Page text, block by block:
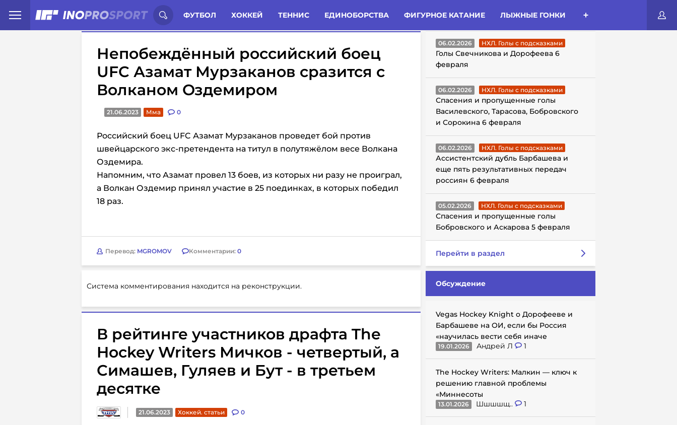
ФУТБОЛ ХОККЕЙ ТЕННИС ЕДИНОБОРСТВА ФИГУРНОЕ КАТАНИЕ ЛЫЖНЫЕ ГОНКИ
Иностранцы о спорте России: Статьи Комменты Новости
Непобеждённый российский боец
UFC Азамат Мурзаканов сразится с
Волканом Оздемиром
21.06.2023 Мма 0
Российский боец UFC Азамат Мурзаканов проведет бой против
швейцарского экс-претендента на титул в полутяжёлом весе Волкана
Оздемира.
Напомним, что Азамат провел 13 боев, из которых ни разу не проиграл,
а Волкан Оздемир принял участие в 25 поединках, в которых победил
18 раз.
Перевод: MGROMOV Комментарии: 0
Система комментирования находится на реконструкции.
В рейтинге участников драфта The
Hockey Writers Мичков - четвертый, а
Симашев, Гуляев и Бут - в третьем
десятке
21.06.2023 Хоккей. статьи 0
ГОЛЫ С ПОДСКАЗКАМИ
06.02.2026 НХЛ. Голы с подсказками
Голы Свечникова и Дорофеева 6
февраля
06.02.2026 НХЛ. Голы с подсказками
Спасения и пропущенные голы
Василевского, Тарасова, Бобровского
и Сорокина 6 февраля
06.02.2026 НХЛ. Голы с подсказками
Ассистентский дубль Барбашева и
еще пять результативных передач
россиян 6 февраля
05.02.2026 НХЛ. Голы с подсказками
Спасения и пропущенные голы
Бобровского и Аскарова 5 февраля
Перейти в раздел
Обсуждение
Vegas Hockey Knight о Дорофееве и
Барбашеве на ОИ, если бы Россия
«научилась вести себя иначе
19.01.2026 Андрей Л 1
The Hockey Writers: Малкин — ключ к
решению главной проблемы
«Миннесоты
13.01.2026 Шшшшщ.. 1